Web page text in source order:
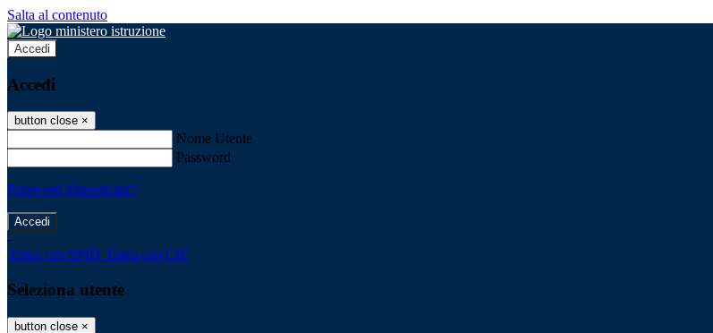
Salta al contenuto
Accedi
Accedi
button close ×
Nome Utente
Password
Password dimenticata?
-
Entra con SPID Entra con CIE
Seleziona utente
button close ×